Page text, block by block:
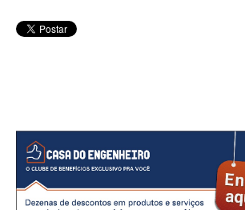
EMPREGO E ESTÁGIO
NEWSLETTER
GUIA DAS ENGENHARIAS
CONTATO